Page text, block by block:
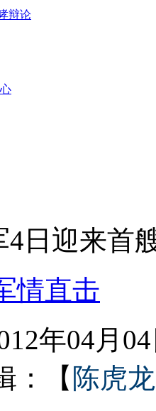
辩论
蛋
公开表态
迎来首
情直击
年04月
：【 陈虎龙